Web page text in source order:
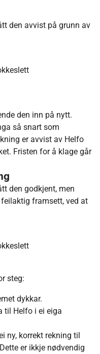
den avvist på grunn av
den inn på nytt.
så snart som
er avvist av Helfo
Fristen for å klage går
den godkjent, men
framsett, ved at
steg:
dykkar.
til Helfo i ei eiga
ny, korrekt rekning til
er ikkje nødvendig